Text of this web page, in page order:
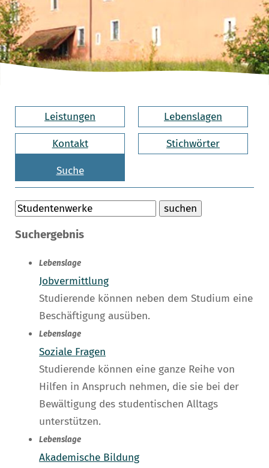
Leistungen Lebenslagen
Kontakt Stichwörter
Suche
Suchergebnis
Lebenslage
Jobvermittlung
Studierende können neben dem Studium eine
Beschäftigung ausüben.
Lebenslage
Soziale Fragen
Studierende können eine ganze Reihe von
Hilfen in Anspruch nehmen, die sie bei der
Bewältigung des studentischen Alltags
unterstützen.
Lebenslage
Akademische Bildung